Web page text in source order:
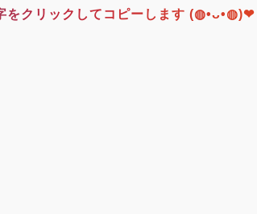
をクリックしてコピーします (◍•ᴗ•◍)❤